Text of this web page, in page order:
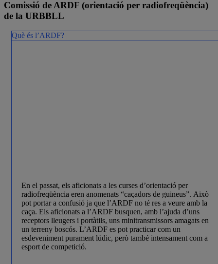
Comissió de ARDF (orientació per radiofreqüència)
de la URBBLL
Què és l’ARDF?
En el passat, els aficionats a les curses d’orientació per
radiofreqüència eren anomenats “caçadors de guineus”. Això
pot portar a confusió ja que l’ARDF no té res a veure amb la
caça. Els aficionats a l’ARDF busquen, amb l’ajuda d’uns
receptors lleugers i portàtils, uns minitransmissors amagats en
un terreny boscós. L’ARDF es pot practicar com un
esdeveniment purament lúdic, però també intensament com a
esport de competició.